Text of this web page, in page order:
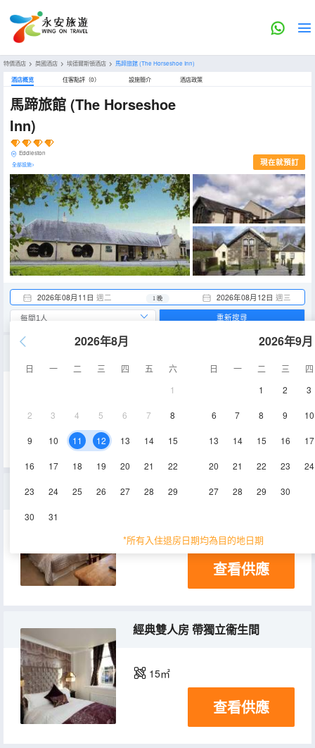
特價酒店 > 英國酒店 > 埃德爾斯頓酒店 > 馬蹄旅館(The Horseshoe Inn)
酒店概览 住客點評（0） 設施簡介 酒店政策
馬蹄旅館 (The Horseshoe
Inn)
Eddleston
全部設施> 現在就預訂
2026年08月11日 週二 2026年08月12日 週三
1 晚
2026年8月
日 一 二 三 四 五
六
1
2 3 4 5 6 7 8
9 10 11 12 13 14 15
16 17 18 19 20 21 22
23 24 25 26 27 28 29
30 31
2026年9月
日 一 二 三
四
1
2 3
6 7 8 9 10
13 14 15 16 17
20 21 22 23 24
27 28 29 30
*所有入住退房日期均為目的地日期
重新搜尋
尊貴雙人房， 獨立浴室
20㎡
查看供應
經典雙人房 帶獨立衞生間
15㎡
查看供應